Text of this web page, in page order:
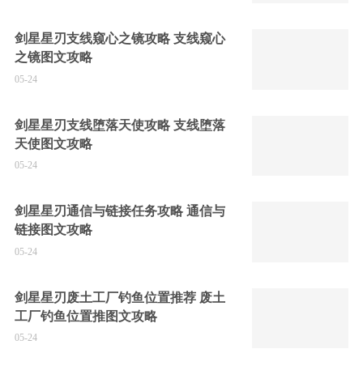
剑星星刃支线窥心之镜攻略 支线窥心
之镜图文攻略
05-24
剑星星刃支线堕落天使攻略 支线堕落
天使图文攻略
05-24
剑星星刃通信与链接任务攻略 通信与
链接图文攻略
05-24
剑星星刃废土工厂钓鱼位置推荐 废土
工厂钓鱼位置推图文攻略
05-24